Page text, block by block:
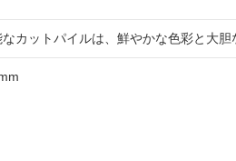
カットパイルは、鮮やかな色彩と大胆